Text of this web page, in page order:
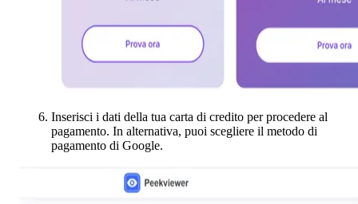
Inserisci i dati della tua carta di credito per procedere al
pagamento. In alternativa, puoi scegliere il metodo di
pagamento di Google.